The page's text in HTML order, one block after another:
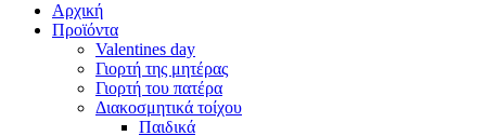
Αρχική
Προϊόντα
Valentines day
Γιορτή της μητέρας
Γιορτή του πατέρα
Διακοσμητικά τοίχου
Παιδικά